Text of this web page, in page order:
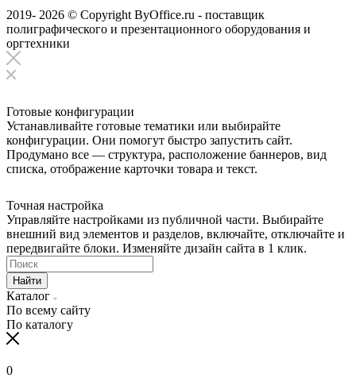
2019- 2026 © Copyright ByOffice.ru - поставщик
полиграфического и презентационного оборудования и
оргтехники
Готовые конфигурации
Устанавливайте готовые тематики или выбирайте
конфигурации. Они помогут быстро запустить сайт.
Продумано все — структура, расположение баннеров, вид
списка, отображение карточки товара и текст.
Точная настройка
Управляйте настройками из публичной части. Выбирайте
внешний вид элементов и разделов, включайте, отключайте и
передвигайте блоки. Изменяйте дизайн сайта в 1 клик.
Найти
Каталог
По всему сайту
По каталогу
0